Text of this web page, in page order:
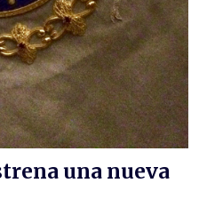
una nueva